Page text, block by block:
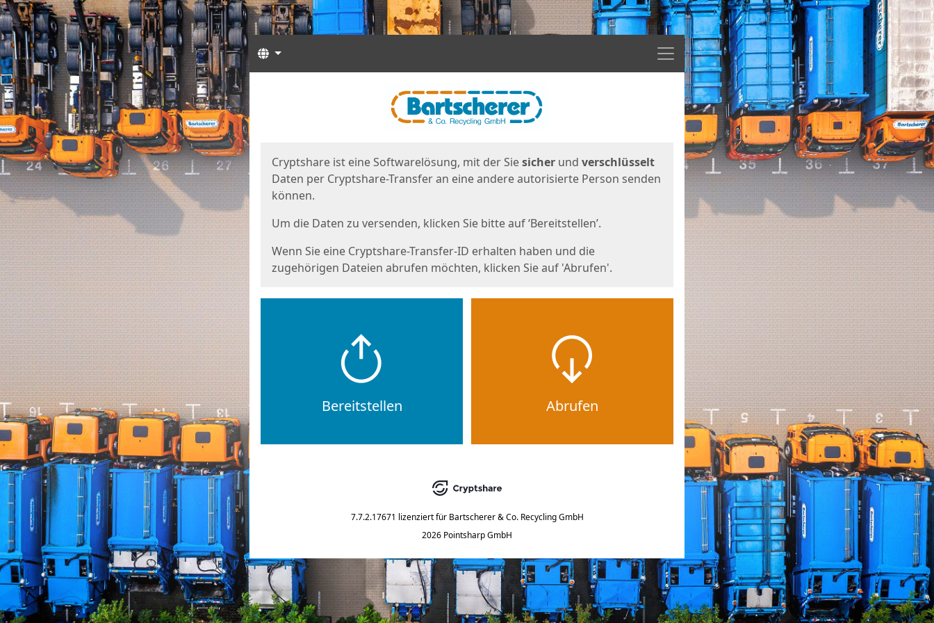
Menü
Sprachen
Cryptshare ist eine Softwarelösung, mit der Siesicher und verschlüsselt
Daten per Cryptshare-Transfer an eine andere autorisierte Person senden
können.
Um die Daten zu versenden, klicken Sie bitte auf ‘Bereitstellen’.
Wenn Sie eine Cryptshare-Transfer-ID erhalten haben und die
zugehörigen Dateien abrufen möchten, klicken Sie auf 'Abrufen'.
Bereitstellen Abrufen
7.7.2.17671 lizenziert für Bartscherer & Co. Recycling GmbH
2026 Pointsharp GmbH